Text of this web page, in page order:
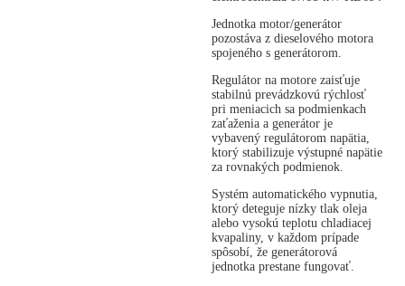
Jednotka motor/generátor
pozostáva z dieselového motora
spojeného s generátorom.
Regulátor na motore zaisťuje
stabilnú prevádzkovú rýchlosť
pri meniacich sa podmienkach
zaťaženia a generátor je
vybavený regulátorom napätia,
ktorý stabilizuje výstupné napätie
za rovnakých podmienok.
Systém automatického vypnutia,
ktorý deteguje nízky tlak oleja
alebo vysokú teplotu chladiacej
kvapaliny, v každom prípade
spôsobí, že generátorová
jednotka prestane fungovať.